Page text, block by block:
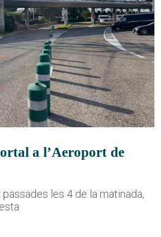
a l’Aeroport de
les 4 de la matinada,